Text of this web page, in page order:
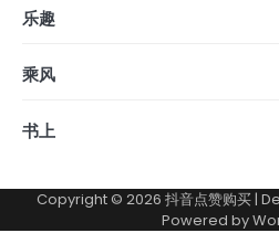
乐趣
乘风
书上
Copyright © 2026 抖音点赞购买|
Powered by